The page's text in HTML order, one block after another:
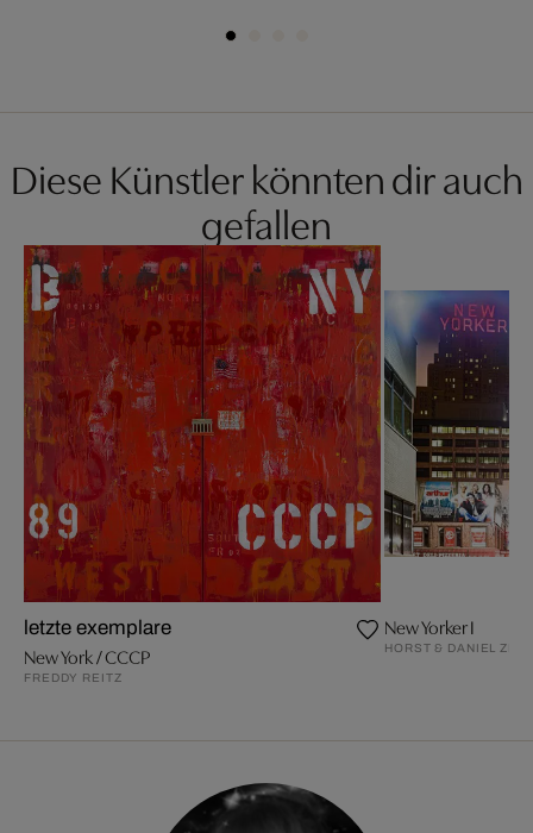
Diese Künstler könnten dir auch
gefallen
letzte exemplare
New York / CCCP
FREDDY REITZ
New Yorker I
HORST & DANIEL